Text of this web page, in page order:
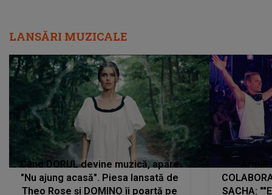
LANSĂRI MUZICALE
Când DORUL devine muzică, apare
"Nu ajung acasă". Piesa lansată de
Theo Rose și DOMINO îi poartă pe
SACHA: